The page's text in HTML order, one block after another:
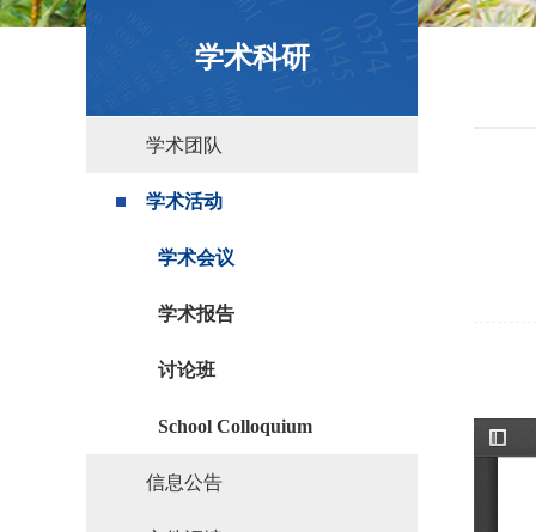
政策文件
学术科研
学术团队
学术活动
学术会议
学术报告
讨论班
School Colloquium
信息公告